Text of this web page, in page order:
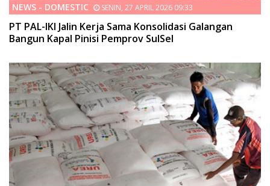
NEWS - DOMESTIC SENIN, 27 APRIL 2026 09:33
PT PAL-IKI Jalin Kerja Sama Konsolidasi Galangan
Bangun Kapal Pinisi Pemprov SulSel